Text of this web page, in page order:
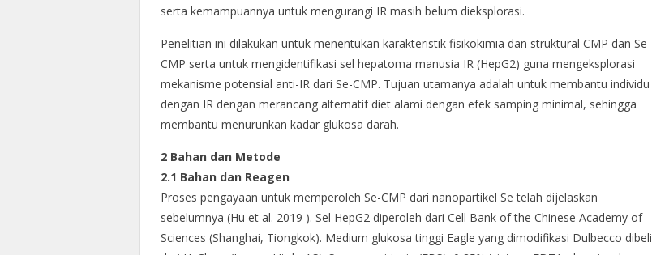
serta kemampuannya untuk mengurangi IR masih belum dieksplorasi.
Penelitian ini dilakukan untuk menentukan karakteristik fisikokimia dan struktural CMP dan Se-
CMP serta untuk mengidentifikasi sel hepatoma manusia IR (HepG2) guna mengeksplorasi
mekanisme potensial anti-IR dari Se-CMP. Tujuan utamanya adalah untuk membantu individu
dengan IR dengan merancang alternatif diet alami dengan efek samping minimal, sehingga
membantu menurunkan kadar glukosa darah.
2 Bahan dan Metode
2.1 Bahan dan Reagen
Proses pengayaan untuk memperoleh Se-CMP dari nanopartikel Se telah dijelaskan
sebelumnya (Hu et al. 2019 ). Sel HepG2 diperoleh dari Cell Bank of the Chinese Academy of
Sciences (Shanghai, Tiongkok). Medium glukosa tinggi Eagle yang dimodifikasi Dulbecco dibeli